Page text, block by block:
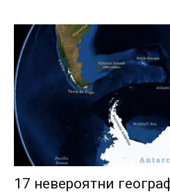
17 невероятни